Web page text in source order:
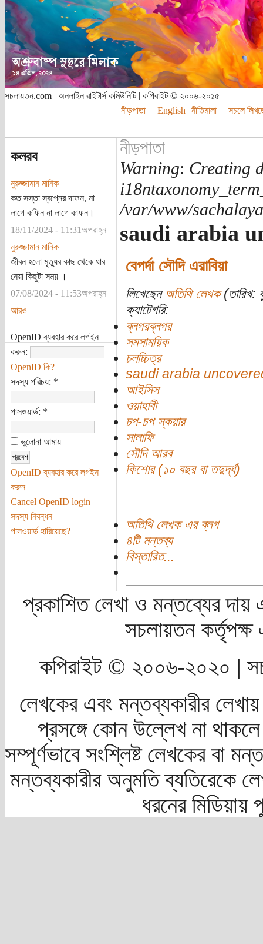
সচলায়তন.com | অনলাইন রাইটার্স কমিউনিটি | কপিরাইট © ২০০৬-২০১৫
নীড়পাতা
English নীতিমালা সচলে
কলরব
নুরুজ্জামান মানিক
কত সস্তা স্বপ্নের দাফন, না
লাগে কফিন না লাগে কাফন।
18/11/2024 - 11:31অপরাহ্ন
নুরুজ্জামান মানিক
জীবন হলো মৃত্যুর কাছ থেকে ধার
নেয়া কিছুটা সময় ।
07/08/2024 - 11:53অপরাহ্ন
আরও
OpenID ব্যবহার করে লগইন
করুন:
OpenID কি?
সদস্য পরিচয়: *
পাসওয়ার্ড: *
ভুলোনা আমায়
OpenID ব্যবহার করে লগইন
করুন
Cancel OpenID login
সদস্য নিবন্ধন
পাসওয়ার্ড হারিয়েছে?
নীড়পাতা
Warning: Creating
/var/www/
saudi arabia
বেপর্দা সৌদি এরাবিয়া
লিখেছেন অতিথি লেখক(তারিখ:
ক্যাটেগরি:
ব্লগরব্লগর
সমসাময়িক
চলচ্চিত্র
saudi arabia
আইসিস
ওয়াহাবী
চপ-চপ স্কয়ার
সালাফি
সৌদি আরব
কিশোর (১০ বছর বা তদুর্দ্ধ)
অতিথি লেখক এর ব্লগ
৪টি মন্তব্য
বিস্তারিত...
প্রকাশিত লেখা ও মন্তব্যের দায়
সচলায়তন
কপিরাইট © ২০০৬-২০২০ |
লেখকের এবং মন্তব্যকারীর
প্রসঙ্গে কোন উল্লেখ না
সম্পূর্ণভাবে সংশ্লিষ্ট লেখকের বা
মন্তব্যকারীর অনুমতি ব্যতিরেকে
ধরনের মিডিয়ায়